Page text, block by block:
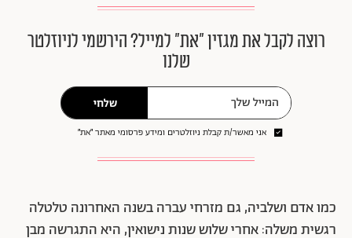
רוצה לקבל את מגזין ״את״ למייל? הירשמי לניוזלטר
שלנו
שלחי
אני מאשר/ת קבלת ניוזלטרים ומידע פרסומי מאתר ״את״
כמו אדם ושלביה, גם מזרחי עברה בשנה האחרונה טלטלה
רגשית משלה: אחרי שלוש שנות נישואין, היא התגרשה מבן